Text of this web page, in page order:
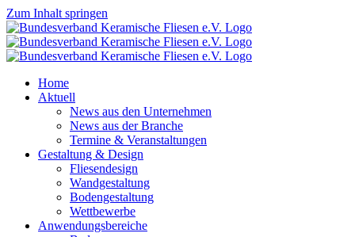
Zum Inhalt springen
Home
Aktuell
News aus den Unternehmen
News aus der Branche
Termine & Veranstaltungen
Gestaltung & Design
Fliesendesign
Wandgestaltung
Bodengestaltung
Wettbewerbe
Anwendungsbereiche